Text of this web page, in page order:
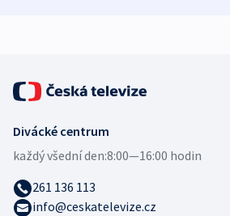
Divácké centrum
každý všední den:8:00—16:00 hodin
261 136 113
info@ceskatelevize.cz